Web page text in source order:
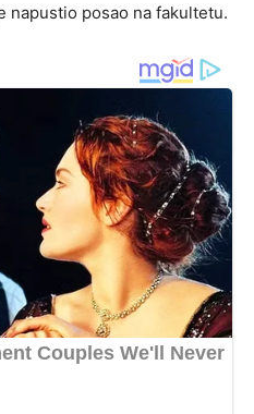
napustio posao na fakultetu.